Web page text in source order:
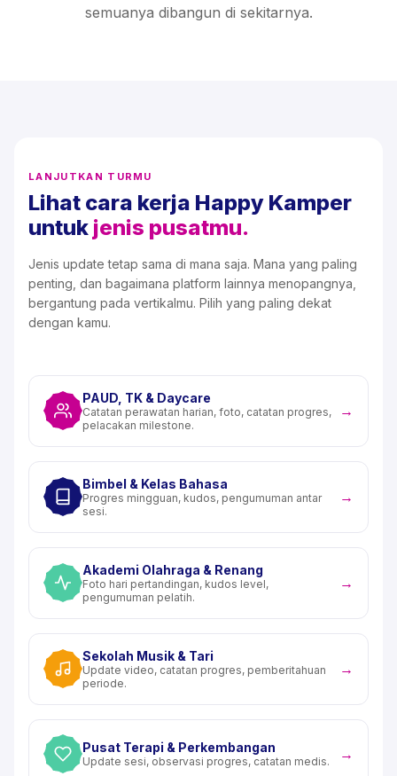
semuanya dibangun di sekitarnya.
LANJUTKAN TURMU
Lihat cara kerja Happy Kamper
untuk jenis pusatmu.
Jenis update tetap sama di mana saja. Mana yang paling
penting, dan bagaimana platform lainnya menopangnya,
bergantung pada vertikalmu. Pilih yang paling dekat
dengan kamu.
PAUD, TK & Daycare
Catatan perawatan harian, foto, catatan progres,
pelacakan milestone.
→
Bimbel & Kelas Bahasa
Progres mingguan, kudos, pengumuman antar
sesi.
→
Akademi Olahraga & Renang
Foto hari pertandingan, kudos level,
pengumuman pelatih.
→
Sekolah Musik & Tari
Update video, catatan progres, pemberitahuan
periode.
→
Pusat Terapi & Perkembangan
Update sesi, observasi progres, catatan medis. →